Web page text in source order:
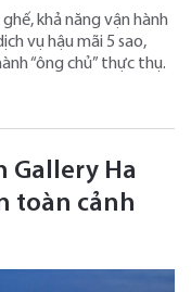
khả năng vận hành
vụ hậu mãi 5 sao,
“ông chủ” thực thụ.
Gallery Ha
toàn cảnh